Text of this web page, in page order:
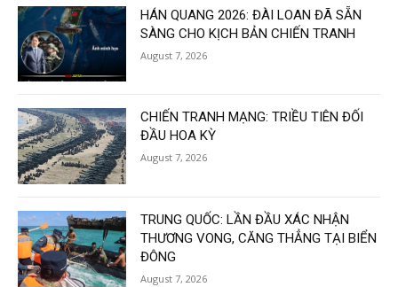
HÁN QUANG 2026: ĐÀI LOAN ĐÃ SẴN
SÀNG CHO KỊCH BẢN CHIẾN TRANH
August 7, 2026
CHIẾN TRANH MẠNG: TRIỀU TIÊN ĐỐI
ĐẦU HOA KỲ
August 7, 2026
TRUNG QUỐC: LẦN ĐẦU XÁC NHẬN
THƯƠNG VONG, CĂNG THẲNG TẠI BIỂN
ĐÔNG
August 7, 2026